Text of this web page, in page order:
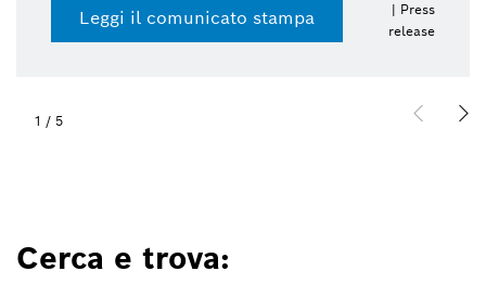
Leggi il comunicato stampa
| Press
release
1 / 5
Cerca e trova: